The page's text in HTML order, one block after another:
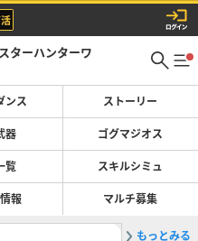
ターハンターワ
ンス ストーリー
器 ゴグマジオス
覧 スキルシミュ
報 マルチ募集
2大剣の
もっとみる